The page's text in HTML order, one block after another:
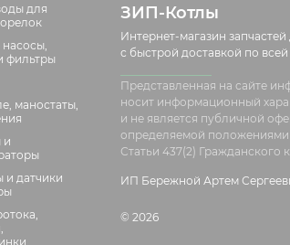
для
фильтры
маностаты,
и
и датчики
ЗИП-Котлы
Интернет-магазин
с быстрой доставкой по
Представленная на сайте
носит информационный
и не является публичной
определяемой положениями
Статьи 437(2) Гражданского
ИП Бережной Артем
© 2026